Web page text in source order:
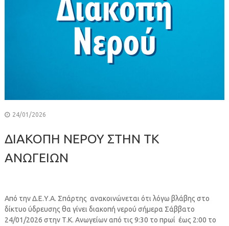
24/01/2026
ΔΙΑΚΟΠΗ ΝΕΡΟΥ ΣΤΗΝ ΤΚ
ΑΝΩΓΕΙΩΝ
Από την Δ.Ε.Υ.Α. Σπάρτης ανακοινώνεται ότι λόγω βλάβης στο
δίκτυο ύδρευσης θα γίνει διακοπή νερού σήμερα Σάββατο
24/01/2026 στην Τ.Κ. Ανωγείων από τις 9:30 το πρωί έως 2:00 το